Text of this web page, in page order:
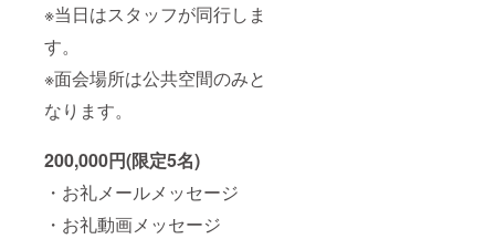
※当日はスタッフが同行しま
す。
※面会場所は公共空間のみと
なります。
200,000円(限定5名)
・お礼メールメッセージ
・お礼動画メッセージ